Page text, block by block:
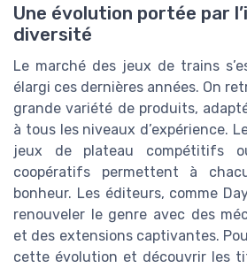
Une évolution portée par
diversité
Le marché des jeux de trains
élargi ces dernières années. On
grande variété de produits,
à tous les niveaux d’expérience.
jeux de plateau compétitifs
coopératifs permettent à
bonheur. Les éditeurs, comme
renouveler le genre avec des
et des extensions captivantes.
cette évolution et découvrir les